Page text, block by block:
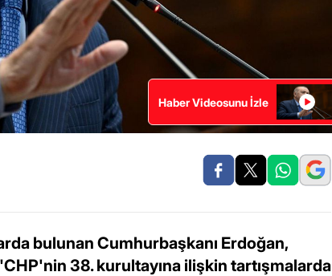
Haber Videosunu İzle
bulunan Cumhurbaşkanı Erdoğan,
38. kurultayına ilişkin tartışmalarda